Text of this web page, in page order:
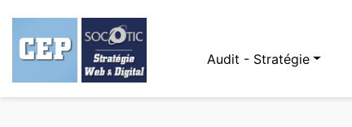
Audit - Stratégie